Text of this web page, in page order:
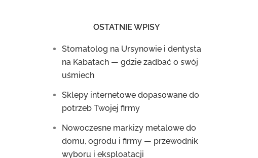
OSTATNIE WPISY
Stomatolog na Ursynowie i dentysta
na Kabatach — gdzie zadbać o swój
uśmiech
Sklepy internetowe dopasowane do
potrzeb Twojej firmy
Nowoczesne markizy metalowe do
domu, ogrodu i firmy — przewodnik
wyboru i eksploatacji